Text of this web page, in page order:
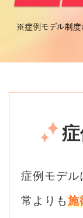
症例モデル
常よりも施